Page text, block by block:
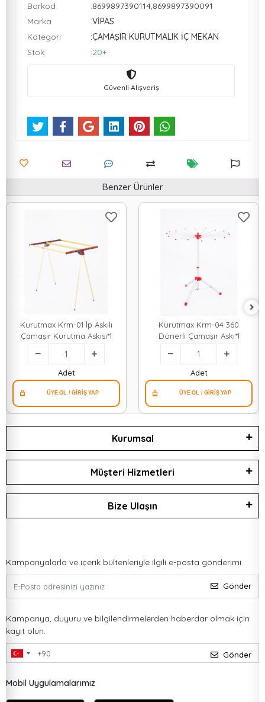
Barkod
:8699897390114,8699897390091
Marka
:VİPAS
Kategori
:ÇAMAŞIR KURUTMALIK İÇ MEKAN
Stok
:20+
Güvenli Alışveriş
Benzer Ürünler
Kurutmax Krm-01 İp Askılı
Çamaşır Kurutma Askısı*1
Adet
Kurutmax Krm-04 360
Dönerli Çamaşır Askı*1
Adet
Kurumsal
Müşteri Hizmetleri
Bize Ulaşın
Kampanyalarla ve içerik bültenleriyle ilgili e-posta gönderimi
Gönder
Kampanya, duyuru ve bilgilendirmelerden haberdar olmak için
kayıt olun.
Gönder
Mobil Uygulamalarımız